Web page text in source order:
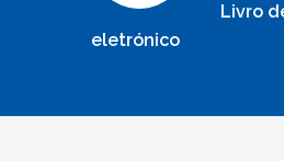
Livro
eletrónico